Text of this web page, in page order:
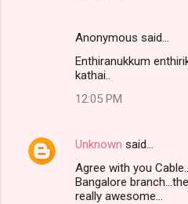
Anonymous said…
Enthiranukkum
kathai..
12:05 PM
Unknown said…
Agree with you
Bangalore
really awesome...